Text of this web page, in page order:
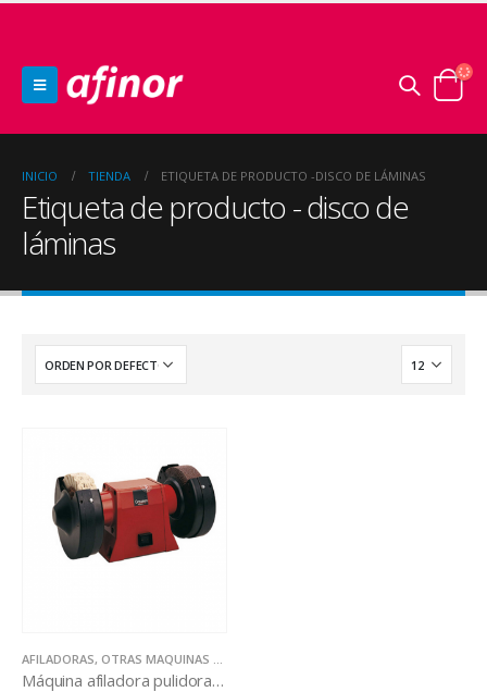
INICIO TIENDA ETIQUETA DE PRODUCTO -DISCO DE LÁMINAS
Etiqueta de producto - disco de
láminas
AFILADORAS, OTRAS MAQUINAS AFILADORAS
Máquina afiladora pulidora por aire